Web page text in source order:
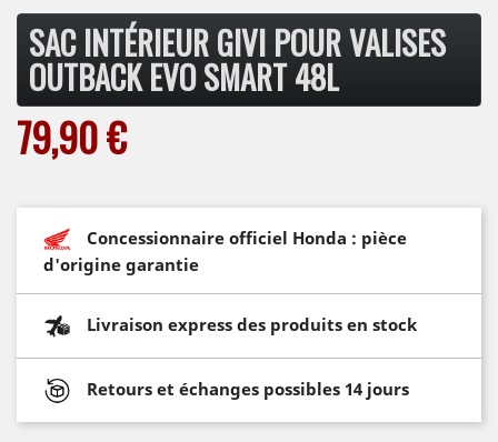
SAC INTÉRIEUR GIVI POUR VALISES
OUTBACK EVO SMART 48L
79,90 €
Concessionnaire officiel Honda : pièce
d'origine garantie
Livraison express des produits en stock
Retours et échanges possibles 14 jours